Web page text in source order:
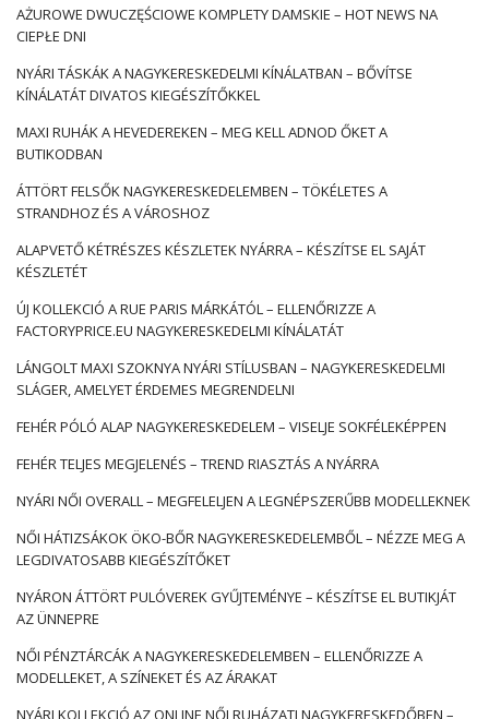
Divatos nyári táskák nagykereskedelemkészülnek a
különböző anyagok. Ezek között találunk műanyagból készült
változatokat, valamint természetes anyagokat, például
zsinórokat. A meleg napok táskái különböznek egymástól a
üzletünkben kézből elérhető érdekes modellek széles
választékának köszönhetően egyszerűen és gyorsan …
AŻUROWE DWUCZĘŚCIOWE KOMPLETY DAMSKIE – HOT NEWS NA
CIEPŁE DNI
NYÁRI TÁSKÁK A NAGYKERESKEDELMI KÍNÁLATBAN – BŐVÍTSE
KÍNÁLATÁT DIVATOS KIEGÉSZÍTŐKKEL
MAXI RUHÁK A HEVEDEREKEN – MEG KELL ADNOD ŐKET A
BUTIKODBAN
ÁTTÖRT FELSŐK NAGYKERESKEDELEMBEN – TÖKÉLETES A
STRANDHOZ ÉS A VÁROSHOZ
ALAPVETŐ KÉTRÉSZES KÉSZLETEK NYÁRRA – KÉSZÍTSE EL SAJÁT
KÉSZLETÉT
ÚJ KOLLEKCIÓ A RUE PARIS MÁRKÁTÓL – ELLENŐRIZZE A
FACTORYPRICE.EU NAGYKERESKEDELMI KÍNÁLATÁT
LÁNGOLT MAXI SZOKNYA NYÁRI STÍLUSBAN – NAGYKERESKEDELMI
SLÁGER, AMELYET ÉRDEMES MEGRENDELNI
FEHÉR PÓLÓ ALAP NAGYKERESKEDELEM – VISELJE SOKFÉLEKÉPPEN
FEHÉR TELJES MEGJELENÉS – TREND RIASZTÁS A NYÁRRA
NYÁRI NŐI OVERALL – MEGFELELJEN A LEGNÉPSZERŰBB MODELLEKNEK
NŐI HÁTIZSÁKOK ÖKO-BŐR NAGYKERESKEDELEMBŐL – NÉZZE MEG A
LEGDIVATOSABB KIEGÉSZÍTŐKET
NYÁRON ÁTTÖRT PULÓVEREK GYŰJTEMÉNYE – KÉSZÍTSE EL BUTIKJÁT
AZ ÜNNEPRE
NŐI PÉNZTÁRCÁK A NAGYKERESKEDELEMBEN – ELLENŐRIZZE A
MODELLEKET, A SZÍNEKET ÉS AZ ÁRAKAT
NYÁRI KOLLEKCIÓ AZ ONLINE NŐI RUHÁZATI NAGYKERESKEDŐBEN –